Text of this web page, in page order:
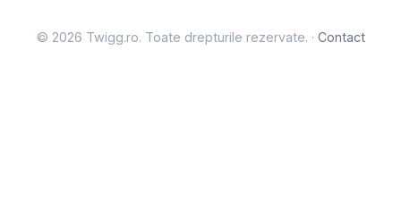
© 2026 Twigg.ro. Toate drepturile rezervate. · Contact